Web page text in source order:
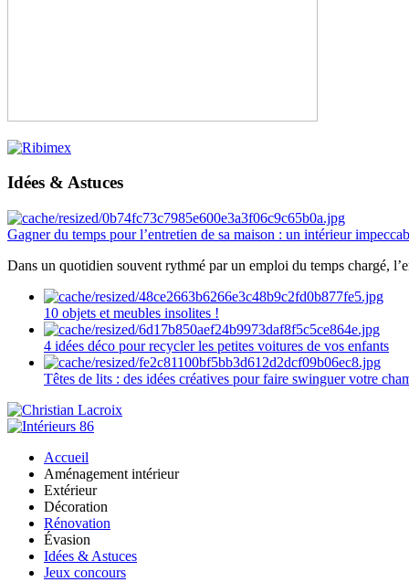
Idées & Astuces
Gagner du temps pour l’entretien de sa maison : un intérieur
Dans un quotidien souvent rythmé par un emploi du temps chargé,
10 objets et meubles insolites !
4 idées déco pour recycler les petites voitures de vos enfants
Têtes de lits : des idées créatives pour faire swinguer votre
Accueil
Aménagement intérieur
Extérieur
Décoration
Rénovation
Évasion
Idées & Astuces
Jeux concours